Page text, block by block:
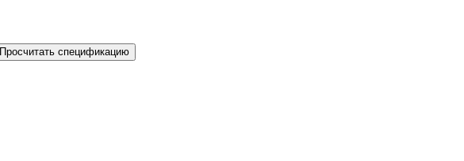
Просчитать спецификацию